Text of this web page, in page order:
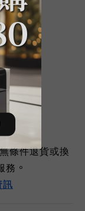
條件退貨或換
務 。
訊